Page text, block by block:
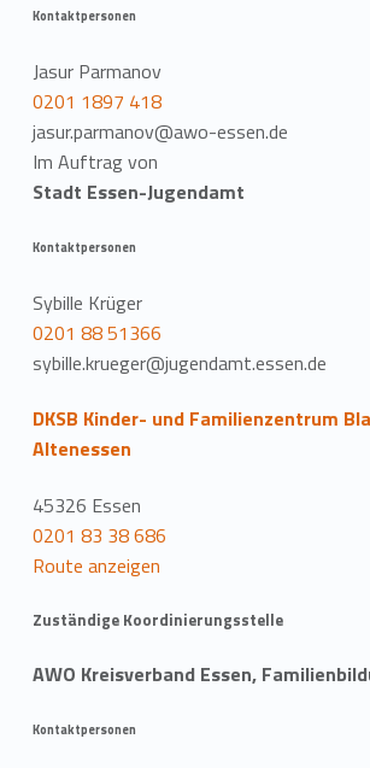
Kontaktpersonen
Jasur Parmanov
0201 1897 418
jasur.parmanov@awo-essen.de
Im Auftrag von
Stadt Essen-Jugendamt
Kontaktpersonen
Sybille Krüger
0201 88 51366
sybille.krueger@jugendamt.essen.de
DKSB Kinder- und Familienzentrum
Altenessen
45326 Essen
0201 83 38 686
Route anzeigen
Zuständige Koordinierungsstelle
AWO Kreisverband Essen,
Kontaktpersonen